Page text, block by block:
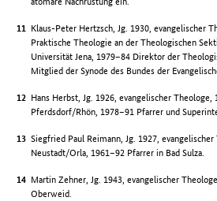
Klaus-Peter Hertzsch, Jg. 1930, evangelischer
Praktische Theologie an der Theologischen
Universität Jena, 1979–84 Direktor der
Mitglied der Synode des Bundes der
Hans Herbst, Jg. 1926, evangelischer
Pferdsdorf/Rhön, 1978–91 Pfarrer und
Siegfried Paul Reimann, Jg. 1927,
Neustadt/Orla, 1961–92 Pfarrer in Bad Sulza.
Martin Zehner, Jg. 1943, evangelischer
Oberweid.